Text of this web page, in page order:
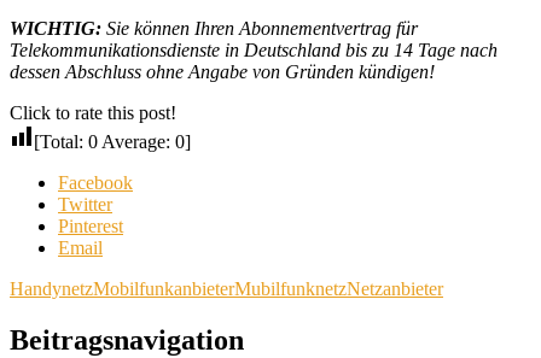
WICHTIG: Sie können Ihren Abonnementvertrag für
Telekommunikationsdienste in Deutschland bis zu 14 Tage nach
dessen Abschluss ohne Angabe von Gründen kündigen!
Click to rate this post!
[Total: 0 Average: 0]
Facebook
Twitter
Pinterest
Email
HandynetzMobilfunkanbieterMubilfunknetzNetzanbieter
Beitragsnavigation